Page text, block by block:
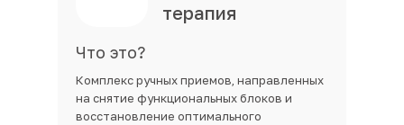
Что это?
Комплекс ручных приемов, направленных
на снятие функциональных блоков и
восстановление оптимального
терапия